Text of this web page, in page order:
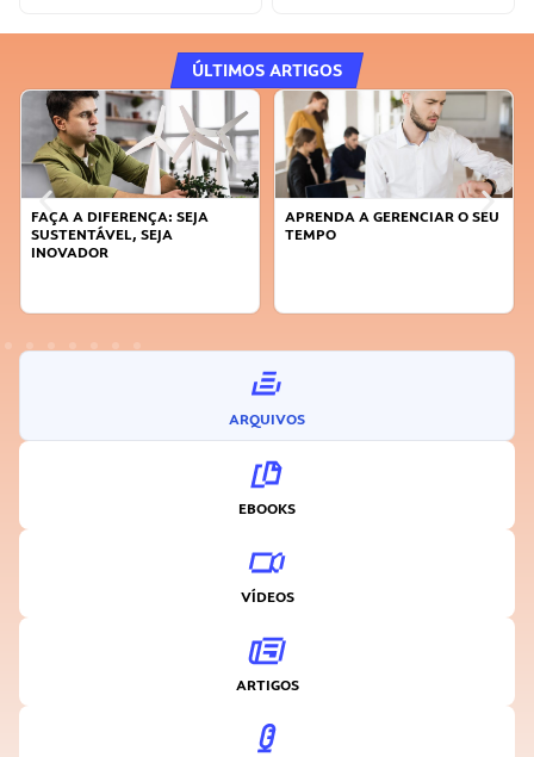
ÚLTIMOS ARTIGOS
FAÇA A DIFERENÇA: SEJA
SUSTENTÁVEL, SEJA
INOVADOR
APRENDA A GERENCIAR O SEU
TEMPO
ARQUIVOS
EBOOKS
VÍDEOS
ARTIGOS